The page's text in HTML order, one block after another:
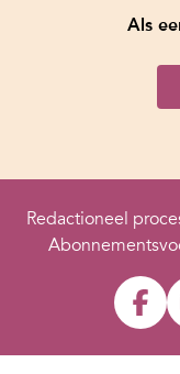
Als
Redactioneel